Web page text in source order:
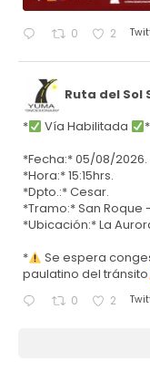
0 2
Ruta del Sol
* Vía Habilitada
*
*Fecha:* 05/08/2026.
*Hora:* 15:15hrs.
*Dpto.:* Cesar.
*Tramo:* San Roque
*Ubicación:* La
*
Se espera
paulatino del tránsito
0 2